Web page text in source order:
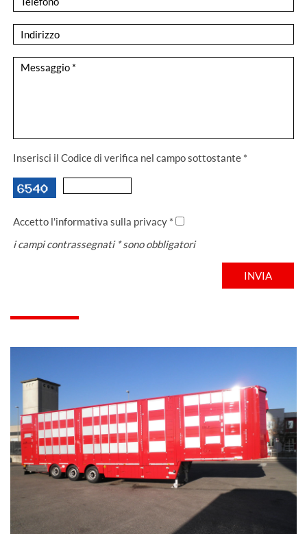
Inserisci il Codice di verifica nel campo sottostante *
Accetto l'informativa sulla privacy *
i campi contrassegnati * sono obbligatori